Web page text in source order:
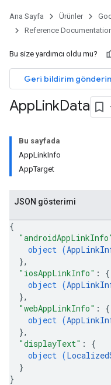
Ana Sayfa Ürünler
Reference
Bu size yardımcı oldu mu?
Geri bildirim gönderin
AppLinkData
Bu sayfada
AppLinkInfo
AppTarget
JSON gösterimi
{
object (
},
"iosAppLinkInfo" : {
object (
},
"webAppLinkInfo" : {
object (
},
"displayText" : {
object (
}
}